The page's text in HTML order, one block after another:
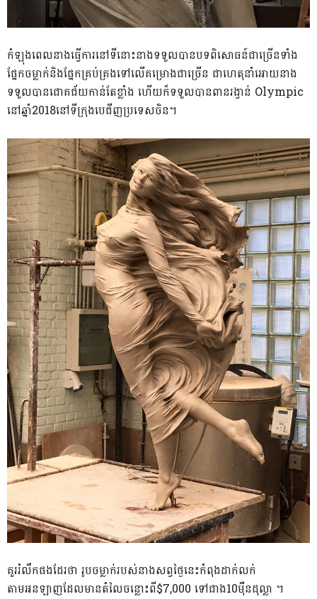
កំឡុងពេលនាងធ្វើការនៅទីនោះនាងទទួលបានបទពិសោធន៍ជាច្រើនទាំង
ផ្នែកចម្លាក់និងផ្នែកគ្រប់គ្រងទៅលើគម្រោងជាច្រើន ជាហេតុនាំអោយនាង
ទទួលបានជោគជ័យកាន់តែខ្លាំង ហើយក៏ទទួលបានពានរង្វាន់ Olympic
នៅឆ្នាំ2018នៅទីក្រុងបេជីញប្រទេសចិន។
គួររំលឹកផងដែរថា រូបចម្លាក់របស់នាងសព្វថ្ងៃនេះកំពុងដាក់លក់
តាមអនឡាញដែលមានតំលៃចន្លោះពី$7,000 ទៅជាង10ម៉ឺនដុល្លា ។